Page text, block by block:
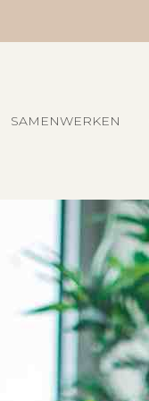
SAMENWERKEN